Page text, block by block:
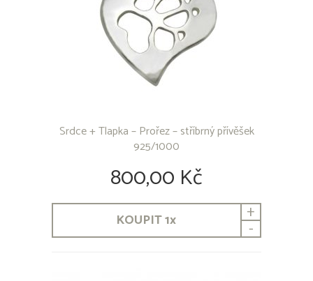
Srdce + Tlapka – Prořez – stříbrný přívěšek
925/1000
800,00 Kč
KOUPIT1x +
-